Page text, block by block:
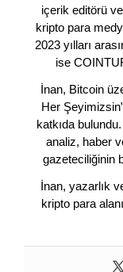
içerik editörü
kripto para
2023 yılları
ise
İnan, Bitcoin
Her
katkıda
analiz, haber
gazeteciliğinin
İnan, yazarlık
kripto para